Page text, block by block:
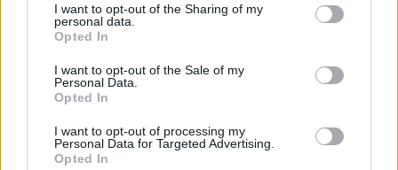
I want to opt-out of the Sharing of my
personal data.
Opted In
I want to opt-out of the Sale of my
Personal Data.
Opted In
I want to opt-out of processing my
Personal Data for Targeted Advertising.
Opted In
PIÙ INFORMAZIONI SU
pippo frisone
legnano
LEGNANO